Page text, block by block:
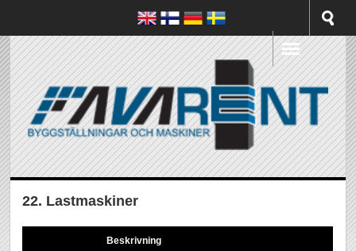
22. Lastmaskiner
Beskrivning